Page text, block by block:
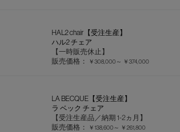
HAL2 chair【受注生産】
ハル2 チェア
【一時販売休止】
販売価格：
￥308,000～ ￥374,000
LA BECQUE【受注生産】
ラ ベック チェア
【受注生産品／納期 1-2ヵ月】
販売価格：
￥138,600～ ￥261,800